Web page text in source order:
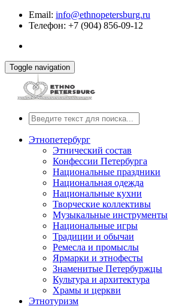
Email: info@ethnopetersburg.ru
Телефон: +7 (904) 856-09-12
Toggle navigation
Этнопетербург
Этнический состав
Конфессии Петербурга
Национальные праздники
Национальная одежда
Национальные кухни
Творческие коллективы
Музыкальные инструменты
Национальные игры
Традиции и обычаи
Ремесла и промыслы
Ярмарки и этнофесты
Знаменитые Петербуржцы
Культура и архитектура
Храмы и церкви
Этнотуризм